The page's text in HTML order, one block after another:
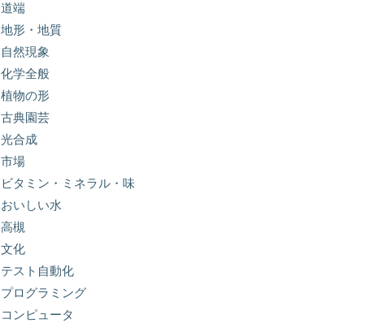
道端
地形・地質
自然現象
化学全般
植物の形
古典園芸
光合成
市場
ビタミン・ミネラル・味
おいしい水
高槻
文化
テスト自動化
プログラミング
コンピュータ